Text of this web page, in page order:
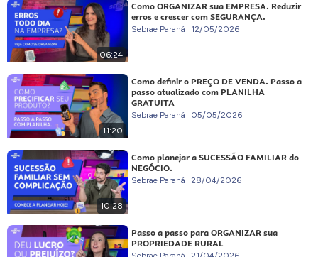
06:24
Como ORGANIZAR sua EMPRESA. Reduzir
erros e crescer com SEGURANÇA.
Sebrae Paraná 12/05/2026
11:20
Como definir o PREÇO DE VENDA. Passo a
passo atualizado com PLANILHA
GRATUITA
Sebrae Paraná 05/05/2026
10:28
Como planejar a SUCESSÃO FAMILIAR do
NEGÓCIO.
Sebrae Paraná 28/04/2026
Passo a passo para ORGANIZAR sua
PROPRIEDADE RURAL